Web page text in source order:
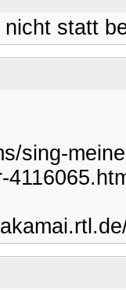
statt
sing-